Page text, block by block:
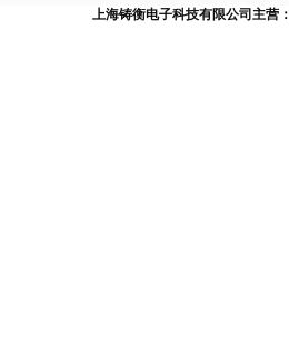
上海铸衡电子科技有限公司主营：